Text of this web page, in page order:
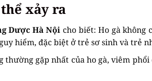
xảy ra
Dược Hà Nội cho biết: Ho gà không
hiểm, đặc biệt ở trẻ sơ sinh và trẻ
thường gặp nhất của ho gà, viêm